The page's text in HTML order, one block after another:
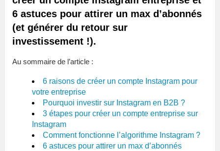
6 astuces pour attirer un max d’abonnés
(et générer du retour sur
investissement !).
Au sommaire de l’article :
6 raisons de créer un compte Instagram pour
votre entreprise
Pourquoi investir sur Instagram en B2B ?
3 étapes pour créer un compte entreprise sur
Instagram
Comment fonctionne l’algorithme Instagram ?
6 astuces pour attirer un max d’abonnés